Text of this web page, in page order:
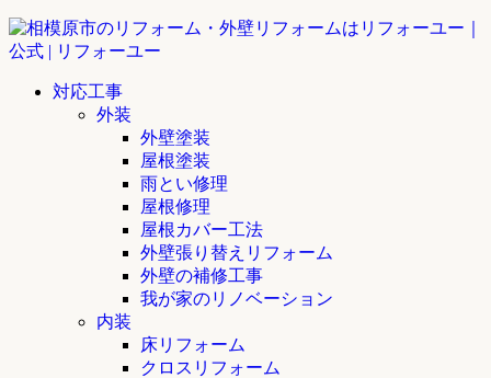
対応工事
外装
外壁塗装
屋根塗装
雨とい修理
屋根修理
屋根カバー工法
外壁張り替えリフォーム
外壁の補修工事
我が家のリノベーション
内装
床リフォーム
クロスリフォーム